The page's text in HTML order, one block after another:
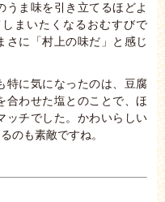
うま味を引き立てるほどよ
まいたくなるおむすびで
さに「村上の味だ」と感じ
特に気になったのは、豆腐
合わせた塩とのことで、ほ
ッチでした。かわいらしい
のも素敵ですね。